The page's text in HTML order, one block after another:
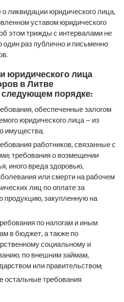
ликвидации юридического лица,
уставом юридического
этом трижды с интервалами не
раз публично и письменно
юридического лица
в Литве
порядке:
обеспеченные залогом
юридического лица – из
имущества;
работников, связанные с
требования о возмещении
иного вреда здоровью,
или смерти на рабочем
лиц по оплате за
продукцию, закупленную на
по налогам и иным
в бюджет, а также по
социальному и
по внешним займам,
или правительством;
остальные требования